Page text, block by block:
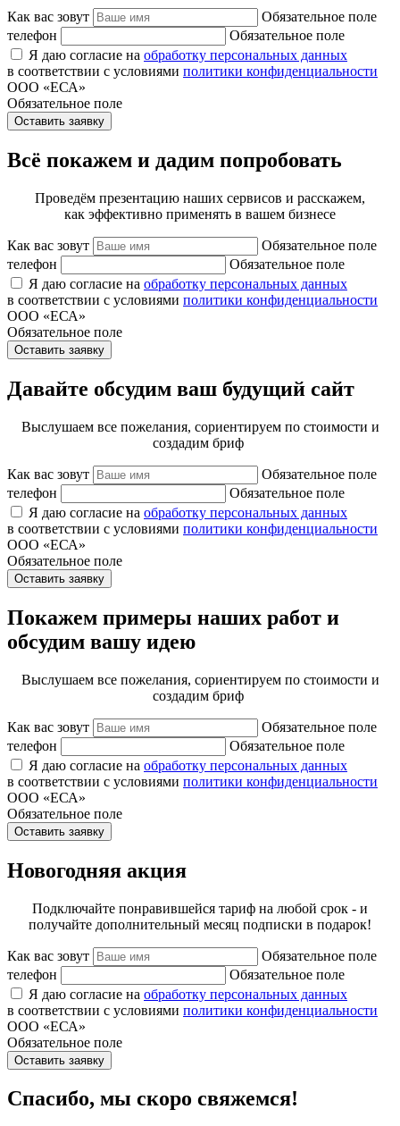
Как вас зовут
Обязательное поле
телефон
Обязательное поле
Я даю согласие на обработку персональных данных
в соответствии с условиями политики конфиденциальности
ООО «ЕСА»
Обязательное поле
Оставить заявку
Всё покажем и дадим попробовать
Проведём презентацию наших сервисов и расскажем,
как эффективно применять в вашем бизнесе
Как вас зовут
Обязательное поле
телефон
Обязательное поле
Я даю согласие на обработку персональных данных
в соответствии с условиями политики конфиденциальности
ООО «ЕСА»
Обязательное поле
Оставить заявку
Давайте обсудим ваш будущий сайт
Выслушаем все пожелания, сориентируем по стоимости и
создадим бриф
Как вас зовут
Обязательное поле
телефон
Обязательное поле
Я даю согласие на обработку персональных данных
в соответствии с условиями политики конфиденциальности
ООО «ЕСА»
Обязательное поле
Оставить заявку
Покажем примеры наших работ и
обсудим вашу идею
Выслушаем все пожелания, сориентируем по стоимости и
создадим бриф
Как вас зовут
Обязательное поле
телефон
Обязательное поле
Я даю согласие на обработку персональных данных
в соответствии с условиями политики конфиденциальности
ООО «ЕСА»
Обязательное поле
Оставить заявку
Новогодняя акция
Подключайте понравившейся тариф на любой срок - и
получайте дополнительный месяц подписки в подарок!
Как вас зовут
Обязательное поле
телефон
Обязательное поле
Я даю согласие на обработку персональных данных
в соответствии с условиями политики конфиденциальности
ООО «ЕСА»
Обязательное поле
Оставить заявку
Спасибо, мы скоро свяжемся!